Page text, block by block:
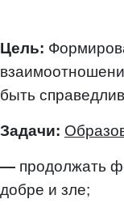
Цель:
быть
Задачи:
— продолжать
добре и зле;